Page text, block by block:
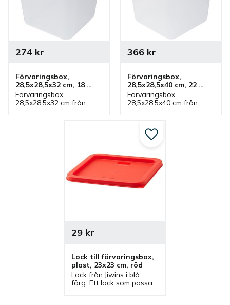
Förvaringsbox,
28,5x28,5x32 cm, 18
liter, plast, vit
Förvaringsbox
28,5x28,5x32 cm från
274 kr
Förvaringsbox,
28,5x28,5x40 cm, 22
liter, plast, vit
Förvaringsbox
28,5x28,5x40 cm från
har tillhörande lock och
ingår i serie där flera
366kr
Lock till förvaringsbox,
plast, 23x23 cm, röd
Lock från Jiwins i blå
färg. Ett lock som passar
29kr
Lägg till i favoriter